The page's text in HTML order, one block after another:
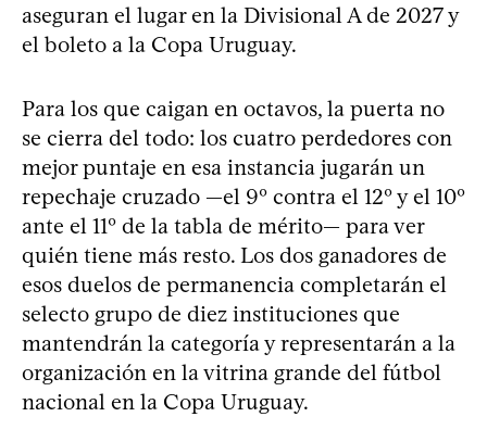
aseguran el lugar en la Divisional A de 2027 y
el boleto a la Copa Uruguay.
Para los que caigan en octavos, la puerta no
se cierra del todo: los cuatro perdedores con
mejor puntaje en esa instancia jugarán un
repechaje cruzado —el 9º contra el 12º y el 10º
ante el 11º de la tabla de mérito— para ver
quién tiene más resto. Los dos ganadores de
esos duelos de permanencia completarán el
selecto grupo de diez instituciones que
mantendrán la categoría y representarán a la
organización en la vitrina grande del fútbol
nacional en la Copa Uruguay.